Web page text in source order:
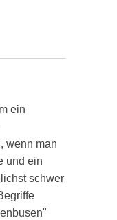
ein
wenn man
und ein
schwer